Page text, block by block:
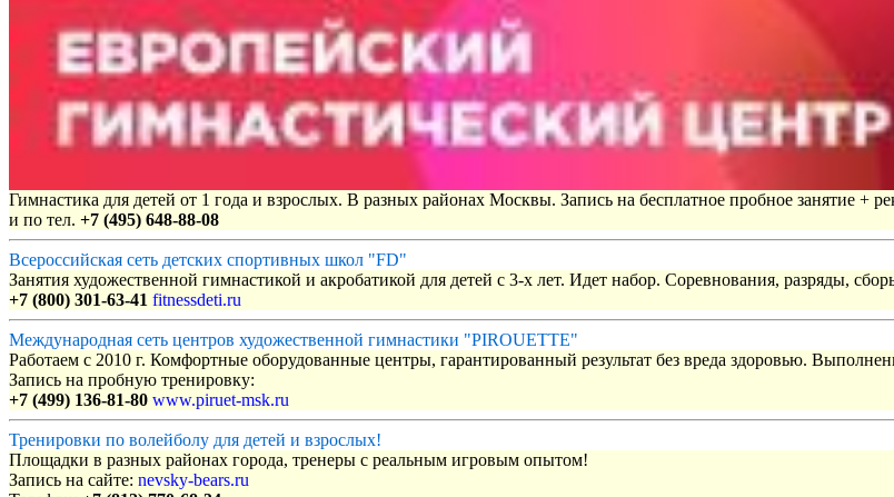
Гимнастика для детей от 1 года и взрослых. В разных районах Москвы. Запись на бесплатное пробное занятие +
и по тел. +7 (495) 648-88-08
Всероссийская сеть детских спортивных школ "FD"
Занятия художественной гимнастикой и акробатикой для детей с 3-х лет. Идет набор. Соревнования, разряды,
+7 (800) 301-63-41 fitnessdeti.ru
Международная сеть центров художественной гимнастики "PIROUETTE"
Работаем с 2010 г. Комфортные оборудованные центры, гарантированный результат без вреда здоровью.
Запись на пробную тренировку:
+7 (499) 136-81-80 www.piruet-msk.ru
Тренировки по волейболу для детей и взрослых!
Площадки в разных районах города, тренеры с реальным игровым опытом!
Запись на сайте: nevsky-bears.ru